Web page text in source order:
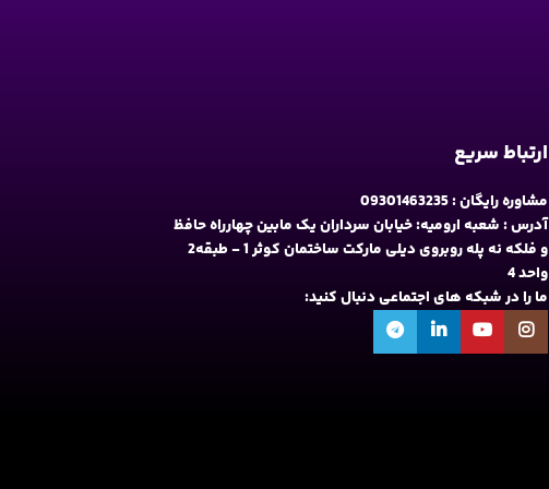
ارتباط سریع
مشاوره رایگان : 09301463235
آدرس : شعبه ارومیه: خیابان سرداران یک مابین چهارراه حافظ
و فلکه نه پله روبروی دیلی مارکت ساختمان کوثر 1 - طبقه2
واحد 4
ما را در شبکه های اجتماعی دنبال کنید: